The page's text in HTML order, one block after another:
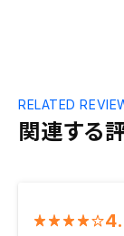
関連する
RELATED